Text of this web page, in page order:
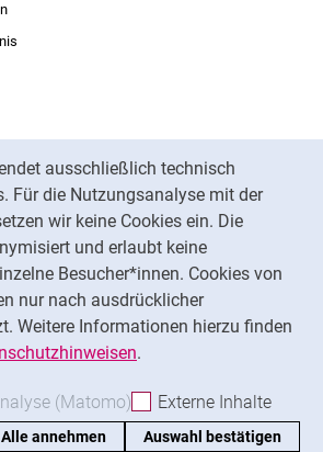
ausschließlich technisch
Für die Nutzungsanalyse mit der
wir keine Cookies ein. Die
und erlaubt keine
Besucher*innen. Cookies von
nur nach ausdrücklicher
Weitere Informationen hierzu finden
.
Cookies akzeptieren
(Matomo) Analyse-Cookies
Externe Inhalte
Alle annehmen Auswahl bestätigen
Kassel auf
Fenster)
Kassel auf
Fenster)